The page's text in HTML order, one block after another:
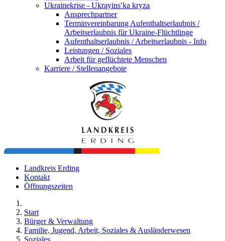
Ukrainekrise - Ukrayinsʹka kryza
Ansprechpartner
Terminvereinbarung Aufenthaltserlaubnis /
Arbeitserlaubnis für Ukraine-Flüchtlinge
Aufenthaltserlaubnis / Arbeitserlaubnis - Info
Leistungen / Soziales
Arbeit für geflüchtete Menschen
Karriere / Stellenangebote
Landkreis Erding
Kontakt
Öffnungszeiten
Start
Bürger & Verwaltung
Familie, Jugend, Arbeit, Soziales & Ausländerwesen
Soziales